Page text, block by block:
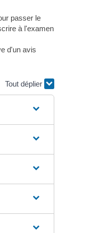
passer le
à l'examen
d'un avis
Tout déplier